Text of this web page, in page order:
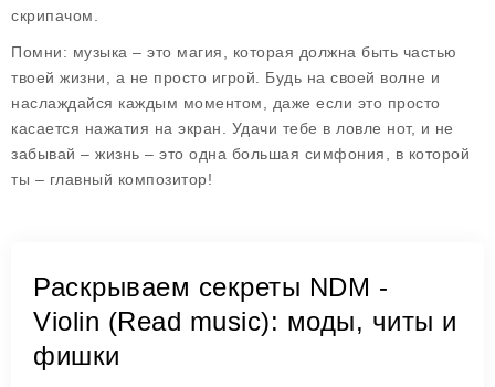
скрипачом.
Помни: музыка – это магия, которая должна быть частью
твоей жизни, а не просто игрой. Будь на своей волне и
наслаждайся каждым моментом, даже если это просто
касается нажатия на экран. Удачи тебе в ловле нот, и не
забывай – жизнь – это одна большая симфония, в которой
ты – главный композитор!
Раскрываем секреты NDM -
Violin (Read music): моды, читы и
фишки